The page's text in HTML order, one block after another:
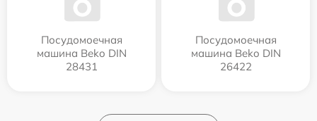
Посудомоечная
машина Beko DIN
28431
Посудомоечная
машина Beko DIN
26422